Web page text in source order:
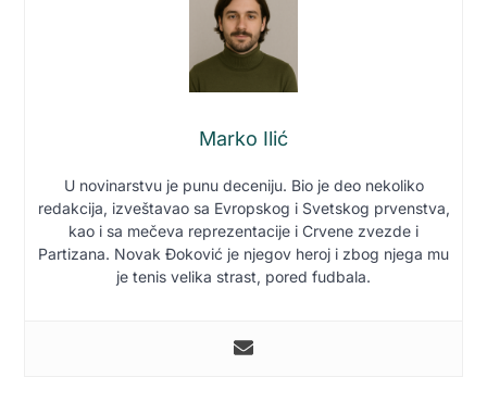
Marko Ilić
U novinarstvu je punu deceniju. Bio je deo nekoliko
redakcija, izveštavao sa Evropskog i Svetskog prvenstva,
kao i sa mečeva reprezentacije i Crvene zvezde i
Partizana. Novak Đoković je njegov heroj i zbog njega mu
je tenis velika strast, pored fudbala.